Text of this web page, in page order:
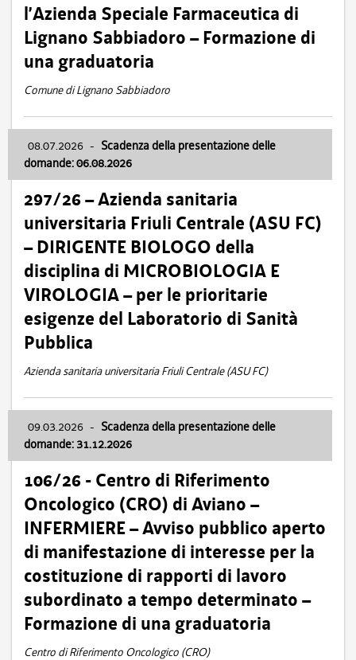
l’Azienda Speciale Farmaceutica di
Lignano Sabbiadoro – Formazione di
una graduatoria
Comune di Lignano Sabbiadoro
08.07.2026 - Scadenza della presentazione delle
domande: 06.08.2026
297/26 – Azienda sanitaria
universitaria Friuli Centrale (ASU FC)
– DIRIGENTE BIOLOGO della
disciplina di MICROBIOLOGIA E
VIROLOGIA – per le prioritarie
esigenze del Laboratorio di Sanità
Pubblica
Azienda sanitaria universitaria Friuli Centrale (ASU FC)
09.03.2026 - Scadenza della presentazione delle
domande: 31.12.2026
106/26 - Centro di Riferimento
Oncologico (CRO) di Aviano –
INFERMIERE – Avviso pubblico aperto
di manifestazione di interesse per la
costituzione di rapporti di lavoro
subordinato a tempo determinato –
Formazione di una graduatoria
Centro di Riferimento Oncologico (CRO)